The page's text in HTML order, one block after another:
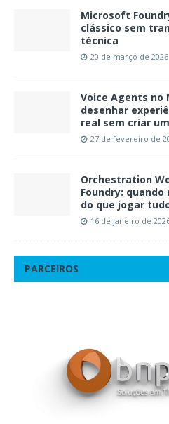
Microsoft
clássico sem
técnica
20 de março de 2026
Voice Agents no
desenhar
real sem criar
27 de fevereiro de
Orchestration
Foundry:
do que jogar
16 de janeiro de
PARCEIROS